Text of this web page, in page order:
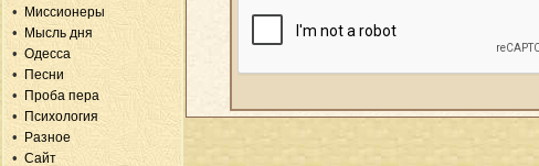
Миссионеры
Мысль дня
Одесса
Песни
Проба пера
Психология
Разное
Сайт